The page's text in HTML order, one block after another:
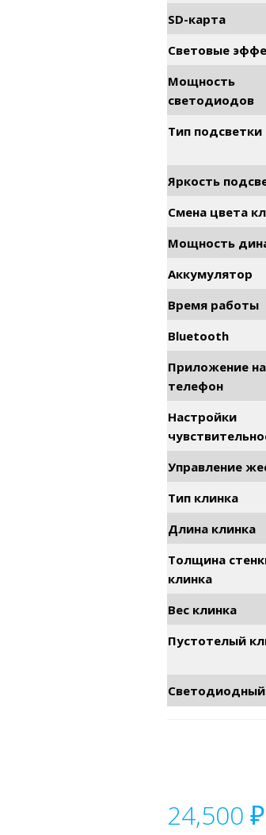
SD-карта
Световые
Мощность
светодиодов
Тип подсветки
Яркость
Смена цвета
Мощность
Аккумулятор
Время работы
Bluetooth
Приложение на
телефон
Настройки
Управление
Тип клинка
Длина клинка
Толщина
клинка
Вес клинка
Пустотелый
24,500 ₽